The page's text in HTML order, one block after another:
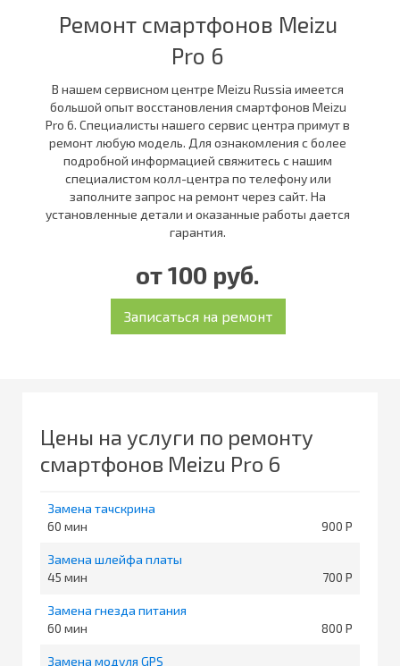
Ремонт смартфонов Meizu
Pro 6
В нашем сервисном центре Meizu Russia имеется
большой опыт восстановления смартфонов Meizu
Pro 6. Специалисты нашего сервис центра примут в
ремонт любую модель. Для ознакомления с более
подробной информацией свяжитесь с нашим
специалистом колл-центра по телефону или
заполните запрос на ремонт через сайт. На
установленные детали и оказанные работы дается
гарантия.
от 100 руб.
Цены на услуги по ремонту
смартфонов Meizu Pro 6
Замена тачскрина
60
900
Замена шлейфа платы
45
700
Замена гнезда питания
60
800
Замена модуля GPS